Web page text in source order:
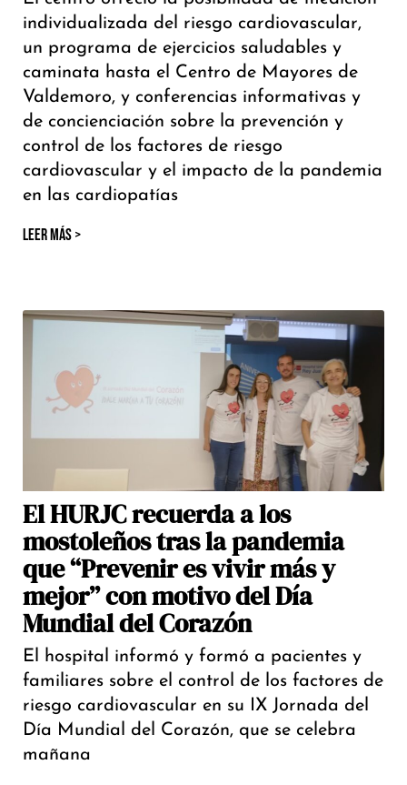
individualizada del riesgo cardiovascular,
un programa de ejercicios saludables y
caminata hasta el Centro de Mayores de
Valdemoro, y conferencias informativas y
de concienciación sobre la prevención y
control de los factores de riesgo
cardiovascular y el impacto de la pandemia
en las cardiopatías
LEER MÁS >
El HURJC recuerda a los
mostoleños tras la pandemia
que “Prevenir es vivir más y
mejor” con motivo del Día
Mundial del Corazón
El hospital informó y formó a pacientes y
familiares sobre el control de los factores de
riesgo cardiovascular en su IX Jornada del
Día Mundial del Corazón, que se celebra
mañana